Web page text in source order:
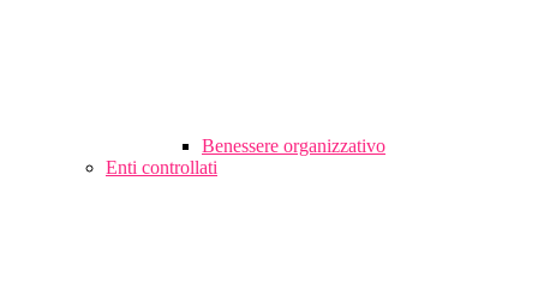
Benessere organizzativo
Enti controllati